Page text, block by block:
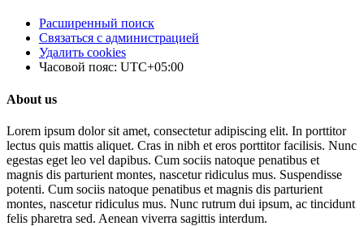
Расширенный поиск
Связаться с администрацией
Удалить cookies
Часовой пояс: UTC+05:00
About us
Lorem ipsum dolor sit amet, consectetur adipiscing elit. In porttitor
lectus quis mattis aliquet. Cras in nibh et eros porttitor facilisis. Nunc
egestas eget leo vel dapibus. Cum sociis natoque penatibus et
magnis dis parturient montes, nascetur ridiculus mus. Suspendisse
potenti. Cum sociis natoque penatibus et magnis dis parturient
montes, nascetur ridiculus mus. Nunc rutrum dui ipsum, ac tincidunt
felis pharetra sed. Aenean viverra sagittis interdum.